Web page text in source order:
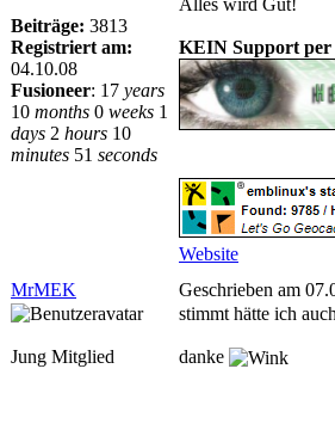
Beiträge: 3813
Registriert am:
04.10.08
Fusioneer: 17 years
10 months 0 weeks 1
days 2 hours 10
minutes 51 seconds
Alles wird Gut!
KEIN Support
Website
MrMEK
Geschrieben am
Jung Mitglied
stimmt hätte ich
danke